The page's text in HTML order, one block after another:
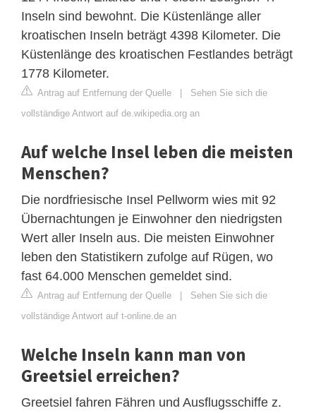
Inseln sind bewohnt. Die Küstenlänge aller
kroatischen Inseln beträgt 4398 Kilometer. Die
Küstenlänge des kroatischen Festlandes beträgt
1778 Kilometer.
Antrag auf Entfernung der Quelle | Sehen Sie sich die
vollständige Antwort auf de.wikipedia.org an
Auf welche Insel leben die meisten
Menschen?
Die nordfriesische Insel Pellworm wies mit 92
Übernachtungen je Einwohner den niedrigsten
Wert aller Inseln aus. Die meisten Einwohner
leben den Statistikern zufolge auf Rügen, wo
fast 64.000 Menschen gemeldet sind.
Antrag auf Entfernung der Quelle | Sehen Sie sich die
vollständige Antwort auf t-online.de an
Welche Inseln kann man von
Greetsiel erreichen?
Greetsiel fahren Fähren und Ausflugsschiffe z.